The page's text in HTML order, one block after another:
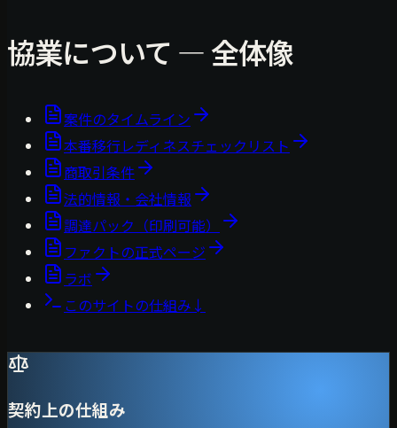
協業について — 全体像
案件のタイムライン
本番移行レディネスチェックリスト
商取引条件
法的情報・会社情報
調達パック（印刷可能）
ファクトの正式ページ
ラボ
このサイトの仕組み ↓
契約上の仕組み